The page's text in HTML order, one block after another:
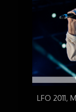
LFO 2011,